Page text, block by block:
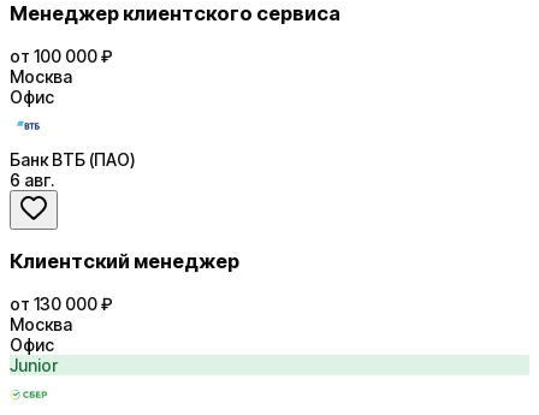
Менеджер клиентского сервиса
от 100 000 ₽
Москва
Офис
Банк ВТБ (ПАО)
6 авг.
Клиентский менеджер
от 130 000 ₽
Москва
Офис
Junior